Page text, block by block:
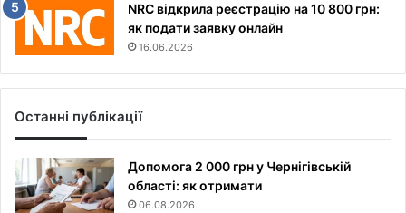
NRC відкрила реєстрацію на 10 800 грн:
як подати заявку онлайн
16.06.2026
Останні публікації
Допомога 2 000 грн у Чернігівській
області: як отримати
06.08.2026